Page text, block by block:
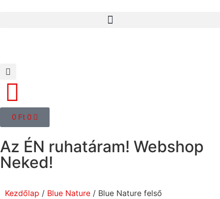
0 Ft 0
Az ÉN ruhatáram! Webshop
Neked!
Kezdőlap / Blue Nature / Blue Nature felső